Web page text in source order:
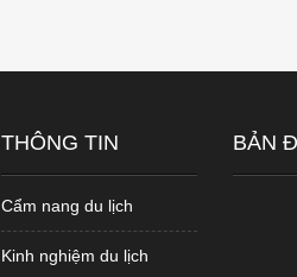
THÔNG TIN
Cẩm nang du lịch
Kinh nghiệm du lịch
BẢN